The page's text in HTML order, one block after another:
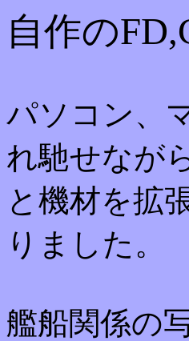
自作の
パソコン、
れ馳せなが
と機材を拡
りました。
艦船関係の